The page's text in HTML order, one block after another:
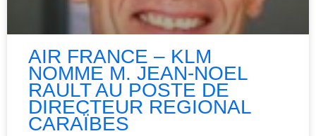
AIR FRANCE – KLM
NOMME M. JEAN-NOEL
RAULT AU POSTE DE
DIRECTEUR REGIONAL
CARAÏBES